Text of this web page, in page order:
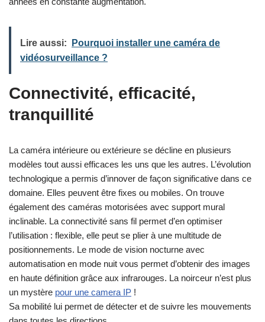
Lire aussi:
Pourquoi installer une caméra de
vidéosurveillance ?
Connectivité, efficacité,
tranquillité
La caméra intérieure ou extérieure se décline en plusieurs
modèles tout aussi efficaces les uns que les autres. L’évolution
technologique a permis d’innover de façon significative dans ce
domaine. Elles peuvent être fixes ou mobiles. On trouve
également des caméras motorisées avec support mural
inclinable. La connectivité sans fil permet d’en optimiser
l’utilisation : flexible, elle peut se plier à une multitude de
positionnements. Le mode de vision nocturne avec
automatisation en mode nuit vous permet d’obtenir des images
en haute définition grâce aux infrarouges. La noirceur n’est plus
un mystère pour une camera IP !
Sa mobilité lui permet de détecter et de suivre les mouvements